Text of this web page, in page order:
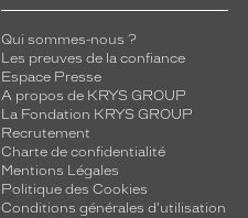
Qui sommes-nous ?
Les preuves de la confiance
Espace Presse
A propos de KRYS GROUP
La Fondation KRYS GROUP
Recrutement
Charte de confidentialité
Mentions Légales
Politique des Cookies
Conditions générales d'utilisation